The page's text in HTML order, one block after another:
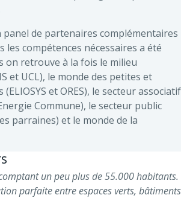
panel de partenaires complémentaires
compétences nécessaires a été
on retrouve à la fois le milieu
et UCL), le monde des petites et
et ORES), le secteur associatif
Commune), le secteur public
parraines) et le monde de la
un peu plus de 55.000 habitants.
parfaite entre espaces verts, bâtiments